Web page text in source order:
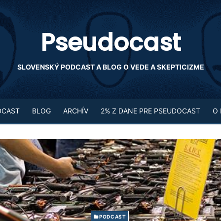
Pseudocast
SLOVENSKÝ PODCAST A BLOG O VEDE A SKEPTICIZME
BLOG ARCHÍV 2% Z DANE PRE PSEUDOCAST O
PODCAST